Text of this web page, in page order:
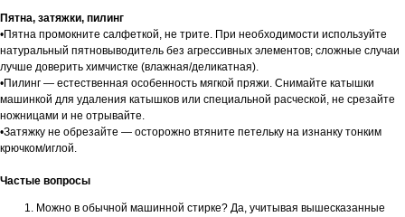
Пятна, затяжки, пилинг
•Пятна промокните салфеткой, не трите. При необходимости используйте
натуральный пятновыводитель без агрессивных элементов; сложные случаи
лучше доверить химчистке (влажная/деликатная).
•Пилинг — естественная особенность мягкой пряжи. Снимайте катышки
машинкой для удаления катышков или специальной расческой, не срезайте
ножницами и не отрывайте.
•Затяжку не обрезайте — осторожно втяните петельку на изнанку тонким
крючком/иглой.
Частые вопросы
Можно в обычной машинной стирке? Да, учитывая вышесказанные